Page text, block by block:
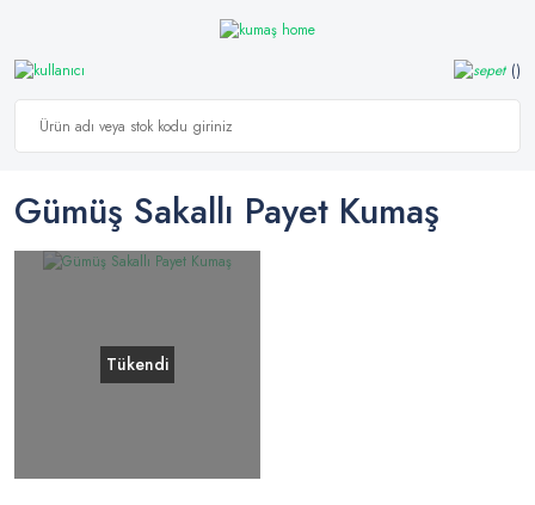
Gümüş Sakallı Payet Kumaş
Tükendi